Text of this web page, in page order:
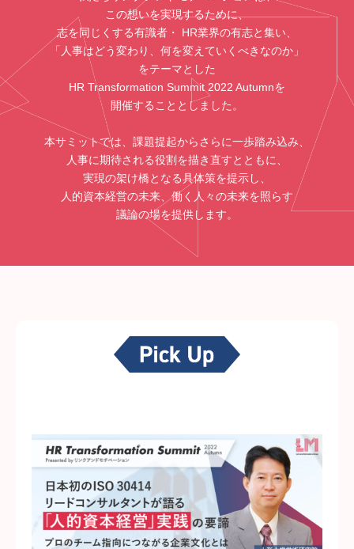
この想いを実現するために、
志を同じくする有識者・ HR業界の有志と集い、
「人事はどう変わり、何を変えていくべきなのか」
をテーマとした
HR Transformation Summit 2022 Autumnを
開催することとしました。
本サミットでは、課題提起からさらに一歩踏み込み、
人事に期待される役割を描き直すとともに、
実現の架け橋となる具体策を提示し、
人的資本経営の未来、働く人々の未来を照らす
議論の場を提供します。